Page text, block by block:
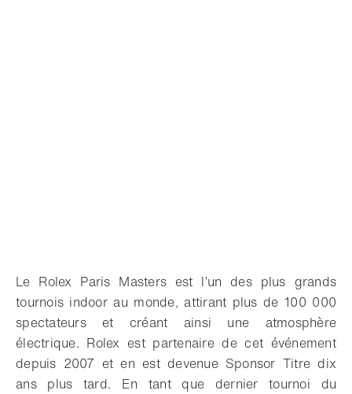
Le Rolex Paris Masters est l’un des plus grands
tournois indoor au monde, attirant plus de 100 000
spectateurs et créant ainsi une atmosphère
électrique. Rolex est partenaire de cet événement
depuis 2007 et en est devenue Sponsor Titre dix
ans plus tard. En tant que dernier tournoi du